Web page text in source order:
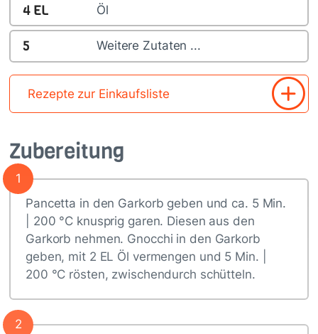
Zubereitung
1
Pancetta in den Garkorb geben und ca. 5 Min.
| 200 °C knusprig garen. Diesen aus den
Garkorb nehmen. Gnocchi in den Garkorb
geben, mit 2 EL Öl vermengen und 5 Min. |
200 °C rösten, zwischendurch schütteln.
2
4EL Öl
5 Weitere Zutaten ...
Rezepte zur Einkaufsliste